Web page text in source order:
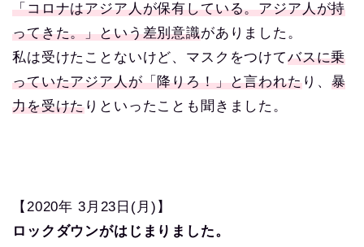
「コロナはアジア人が保有している。アジア人が持
ってきた。」という差別意識がありました。
私は受けたことないけど、マスクをつけてバスに乗
っていたアジア人が「降りろ！」と言われたり、 暴
力を受けたりといったことも聞きました。
【2020年 3月23日(月)】
ロックダウンがはじまりました。